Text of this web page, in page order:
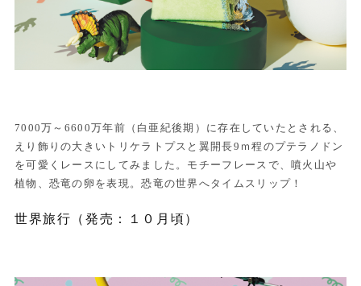
7000万～6600万年前（白亜紀後期）に存在していたとされる、
えり飾りの大きいトリケラトプスと翼開長9ｍ程のプテラノドン
を可愛くレースにしてみました。モチーフレースで、噴火山や
植物、恐竜の卵を表現。恐竜の世界へタイムスリップ！
世界旅行（発売：１０月頃）